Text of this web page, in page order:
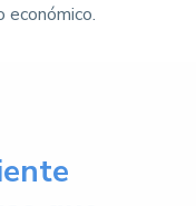
económico.